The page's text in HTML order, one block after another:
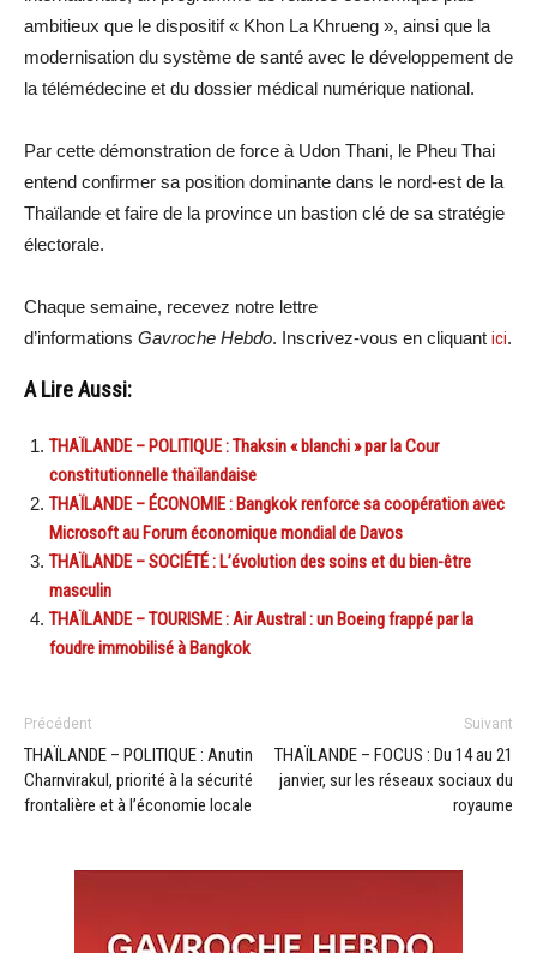
ambitieux que le dispositif « Khon La Khrueng », ainsi que la
modernisation du système de santé avec le développement de
la télémédecine et du dossier médical numérique national.
Par cette démonstration de force à Udon Thani, le Pheu Thai
entend confirmer sa position dominante dans le nord-est de la
Thaïlande et faire de la province un bastion clé de sa stratégie
électorale.
Chaque semaine, recevez notre lettre
d’informations Gavroche Hebdo. Inscrivez-vous en cliquant ici.
A Lire Aussi:
THAÏLANDE – POLITIQUE : Thaksin « blanchi » par la Cour
constitutionnelle thaïlandaise
THAÏLANDE – ÉCONOMIE : Bangkok renforce sa coopération avec
Microsoft au Forum économique mondial de Davos
THAÏLANDE – SOCIÉTÉ : L’évolution des soins et du bien-être
masculin
THAÏLANDE – TOURISME : Air Austral : un Boeing frappé par la
foudre immobilisé à Bangkok
Précédent
THAÏLANDE – POLITIQUE : Anutin
Charnvirakul, priorité à la sécurité
frontalière et à l’économie locale
Suivant
THAÏLANDE – FOCUS : Du 14 au 21
janvier, sur les réseaux sociaux du
royaume